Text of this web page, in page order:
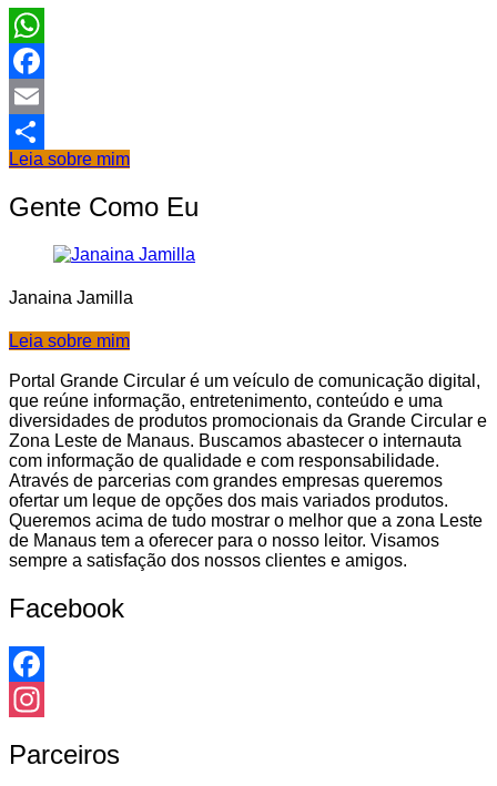
WhatsApp
Facebook
Email
Share
Leia sobre mim
Gente Como Eu
Janaina Jamilla
Leia sobre mim
Portal Grande Circular é um veículo de comunicação digital,
que reúne informação, entretenimento, conteúdo e uma
diversidades de produtos promocionais da Grande Circular e
Zona Leste de Manaus. Buscamos abastecer o internauta
com informação de qualidade e com responsabilidade.
Através de parcerias com grandes empresas queremos
ofertar um leque de opções dos mais variados produtos.
Queremos acima de tudo mostrar o melhor que a zona Leste
de Manaus tem a oferecer para o nosso leitor. Visamos
sempre a satisfação dos nossos clientes e amigos.
Facebook
Facebook
Parceiros